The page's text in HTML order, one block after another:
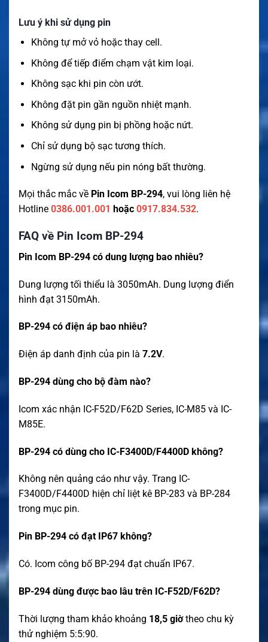
Lưu ý khi sử dụng pin
Không tự mở vỏ hoặc thay cell.
Không để tiếp điểm chạm vật kim loại.
Không sạc khi pin còn ướt.
Không đặt pin gần nguồn nhiệt mạnh.
Không sử dụng pin bị phồng hoặc nứt.
Chỉ sử dụng bộ sạc tương thích.
Ngừng sử dụng nếu pin nóng bất thường.
Mọi thắc mắc về Pin Icom BP-294, vui lòng liên hệ
Hotline 0386.001.001 hoặc 0917.834.532.
FAQ về Pin Icom BP-294
Pin Icom BP-294 có dung lượng bao nhiêu?
Dung lượng tối thiểu là 3050mAh. Dung lượng điển
hình đạt 3150mAh.
BP-294 có điện áp bao nhiêu?
Điện áp danh định của pin là 7.2V.
BP-294 dùng cho bộ đàm nào?
Icom xác nhận IC-F52D/F62D Series, IC-M85 và IC-
M85E.
BP-294 có dùng cho IC-F3400D/F4400D không?
Không nên quảng cáo như vậy. Trang IC-
F3400D/F4400D hiện chỉ liệt kê BP-283 và BP-284
trong mục pin.
Pin BP-294 có đạt IP67 không?
Có. Icom công bố BP-294 đạt chuẩn IP67.
BP-294 dùng được bao lâu trên IC-F52D/F62D?
Thời lượng tham khảo khoảng 18,5 giờtheo chu kỳ
thử nghiệm 5:5:90.